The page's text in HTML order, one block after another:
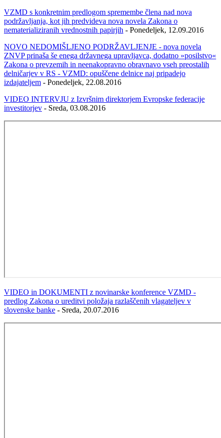
VZMD s konkretnim predlogom spremembe člena nad nova
podržavljanja, kot jih predvideva nova novela Zakona o
nematerializiranih vrednostnih papirjih - Ponedeljek, 12.09.2016
NOVO NEDOMIŠLJENO PODRŽAVLJENJE - nova novela
ZNVP prinaša še enega državnega upravljavca, dodatno »posilstvo«
Zakona o prevzemih in neenakopravno obravnavo vseh preostalih
delničarjev v RS - VZMD: opuščene delnice naj pripadejo
izdajateljem - Ponedeljek, 22.08.2016
VIDEO INTERVJU z Izvršnim direktorjem Evropske federacije
investitorjev - Sreda, 03.08.2016
VIDEO in DOKUMENTI z novinarske konference VZMD -
predlog Zakona o ureditvi položaja razlaščenih vlagateljev v
slovenske banke - Sreda, 20.07.2016